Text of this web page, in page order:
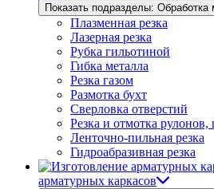
Показать подразделы: Обработка
Плазменная резка
Лазерная резка
Рубка гильотиной
Гибка металла
Резка газом
Размотка бухт
Сверловка отверстий
Резка и отмотка
Ленточно-пильная резка
Гидроабразивная резка
арматурных каркасов